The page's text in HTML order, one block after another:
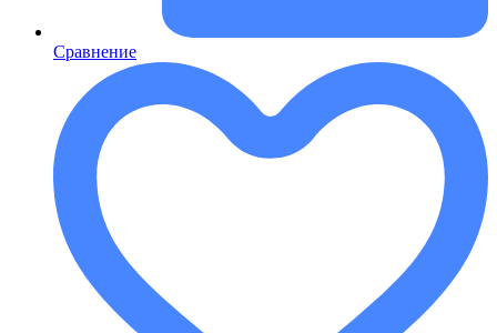
Сравнение